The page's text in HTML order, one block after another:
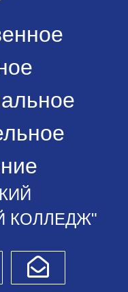
КОЛЛЕДЖ"
Написать обращение